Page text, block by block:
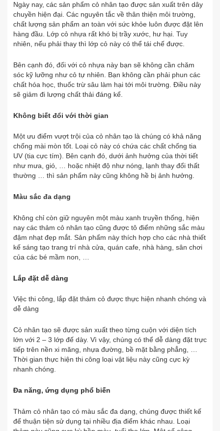
Ngày nay, các sản phẩm cỏ nhân tạo được sản xuất trên dây
chuyền hiện đại. Các nguyên tắc về thân thiện môi trường,
chất lượng sản phẩm an toàn với sức khỏe luôn được đặt lên
hàng đầu. Lớp cỏ nhựa rất khó bị trầy xước, hư hại. Tuy
nhiên, nếu phải thay thì lớp cỏ này có thể tái chế được.
Bên cạnh đó, đối với cỏ nhựa này bạn sẽ không cần chăm
sóc kỹ lưỡng như cỏ tự nhiên. Bạn không cần phải phun các
chất hóa học, thuốc trừ sâu làm hại tới môi trường. Điều này
sẽ giảm đi lượng chất thải đáng kể.
Không biết đổi với thời gian
Một ưu điểm vượt trội của cỏ nhân tạo là chúng có khả năng
chống mài mòn tốt. Loại cỏ này có chứa các chất chống tia
UV (tia cực tím). Bên cạnh đó, dưới ảnh hưởng của thời tiết
như mưa, gió, … hoặc nhiệt độ như nóng, lạnh thay đổi thất
thường … thì sản phẩm này cũng không hề bị ảnh hưởng.
Màu sắc đa dạng
Không chỉ còn giữ nguyên một màu xanh truyền thống, hiện
nay các thảm cỏ nhân tạo cũng được tô điểm những sắc màu
đậm nhạt đẹp mắt. Sản phẩm này thích hợp cho các nhà thiết
kế sáng tạo trang trí nhà cửa, quán cafe, nhà hàng, sân chơi
của các bé mầm non, …
Lắp đặt dễ dàng
Việc thi công, lắp đặt thảm cỏ được thực hiện nhanh chóng và
dễ dàng
Cỏ nhân tạo sẽ được sản xuất theo từng cuộn với diện tích
lớn với 2 – 3 lớp đế dày. Vì vậy, chúng có thể dễ dàng đặt trực
tiếp trên nền xi măng, nhựa đường, bề mặt bằng phẳng, …
Thời gian thực hiện thi công loại vật liệu này cũng cực kỳ
nhanh chóng.
Đa năng, ứng dụng phổ biến
Thảm cỏ nhân tạo có màu sắc đa dạng, chúng được thiết kế
để thuận tiện sử dụng tại nhiều địa điểm khác nhau. Loại